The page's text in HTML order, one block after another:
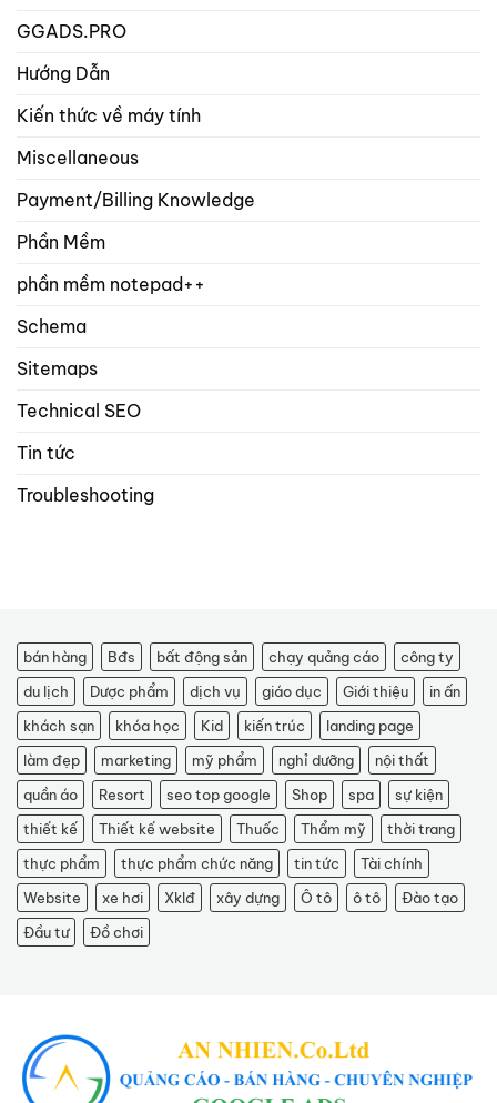
GGADS.PRO
Hướng Dẫn
Kiến thức về máy tính
Miscellaneous
Payment/Billing Knowledge
Phần Mềm
phần mềm notepad++
Schema
Sitemaps
Technical SEO
Tin tức
Troubleshooting
bán hàng Bđs bất động sản chạy quảng cáo
công ty
du lịch
Dược phẩm dịch vụ giáo dục Giới thiệu
in ấn
khách sạn
khóa học Kid kiến trúc
landing page
làm đẹp
marketing mỹ phẩm nghỉ dưỡng
nội thất
quần áo
Resort seo top google Shop spa
sự kiện
thiết kế
Thiết kế website Thuốc Thẩm mỹ
thời trang
thực phẩm
thực phẩm chức năng tin tức
Tài chính
Website
xe hơi Xklđ xây dựng Ô tô ô tô
Đào tạo
Đầu tư
Đồ chơi